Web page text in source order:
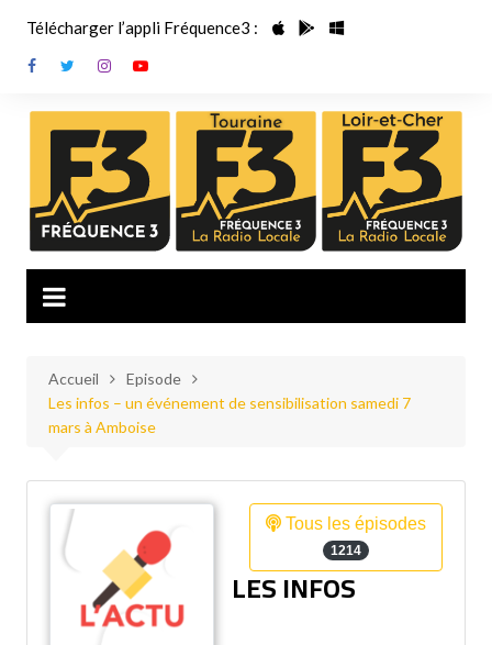
contenu
Télécharger l’appli Fréquence3 :
Accueil
Episode
Les infos – un événement de sensibilisation samedi 7
mars à Amboise
Tous les épisodes
1214
LES INFOS